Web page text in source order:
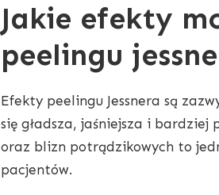
Jakie efekty
peelingu
Efekty peelingu Jessnera są
się gładsza, jaśniejsza i
oraz blizn potrądzikowych to
pacjentów.